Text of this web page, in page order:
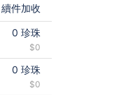
續件加收
0 珍珠
$0
0 珍珠
$0